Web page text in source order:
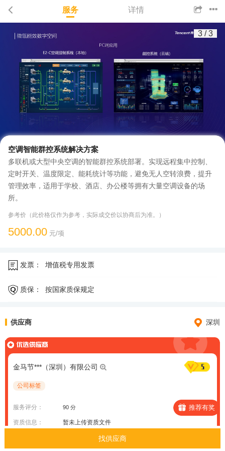
服务 详情
3 /3
空调智能群控系统解决方案
多联机或大型中央空调的智能群控系统部署。实现远程集中控制、
定时开关、温度限定、能耗统计等功能，避免无人空转浪费，提升
管理效率，适用于学校、酒店、办公楼等拥有大量空调设备的场
所。
参考价（此价格仅作为参考，实际成交价以协商后为准。）
5000.00 元/项
发票： 增值税专用发票
质保： 按国家质保规定
供应商 深圳
金马节***（深圳）有限公司
公司标签
服务评分： 90 分
资质信息： 暂未上传资质文件
暂未上传案例项目
推荐有奖
找供应商